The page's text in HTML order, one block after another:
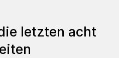
letzten acht